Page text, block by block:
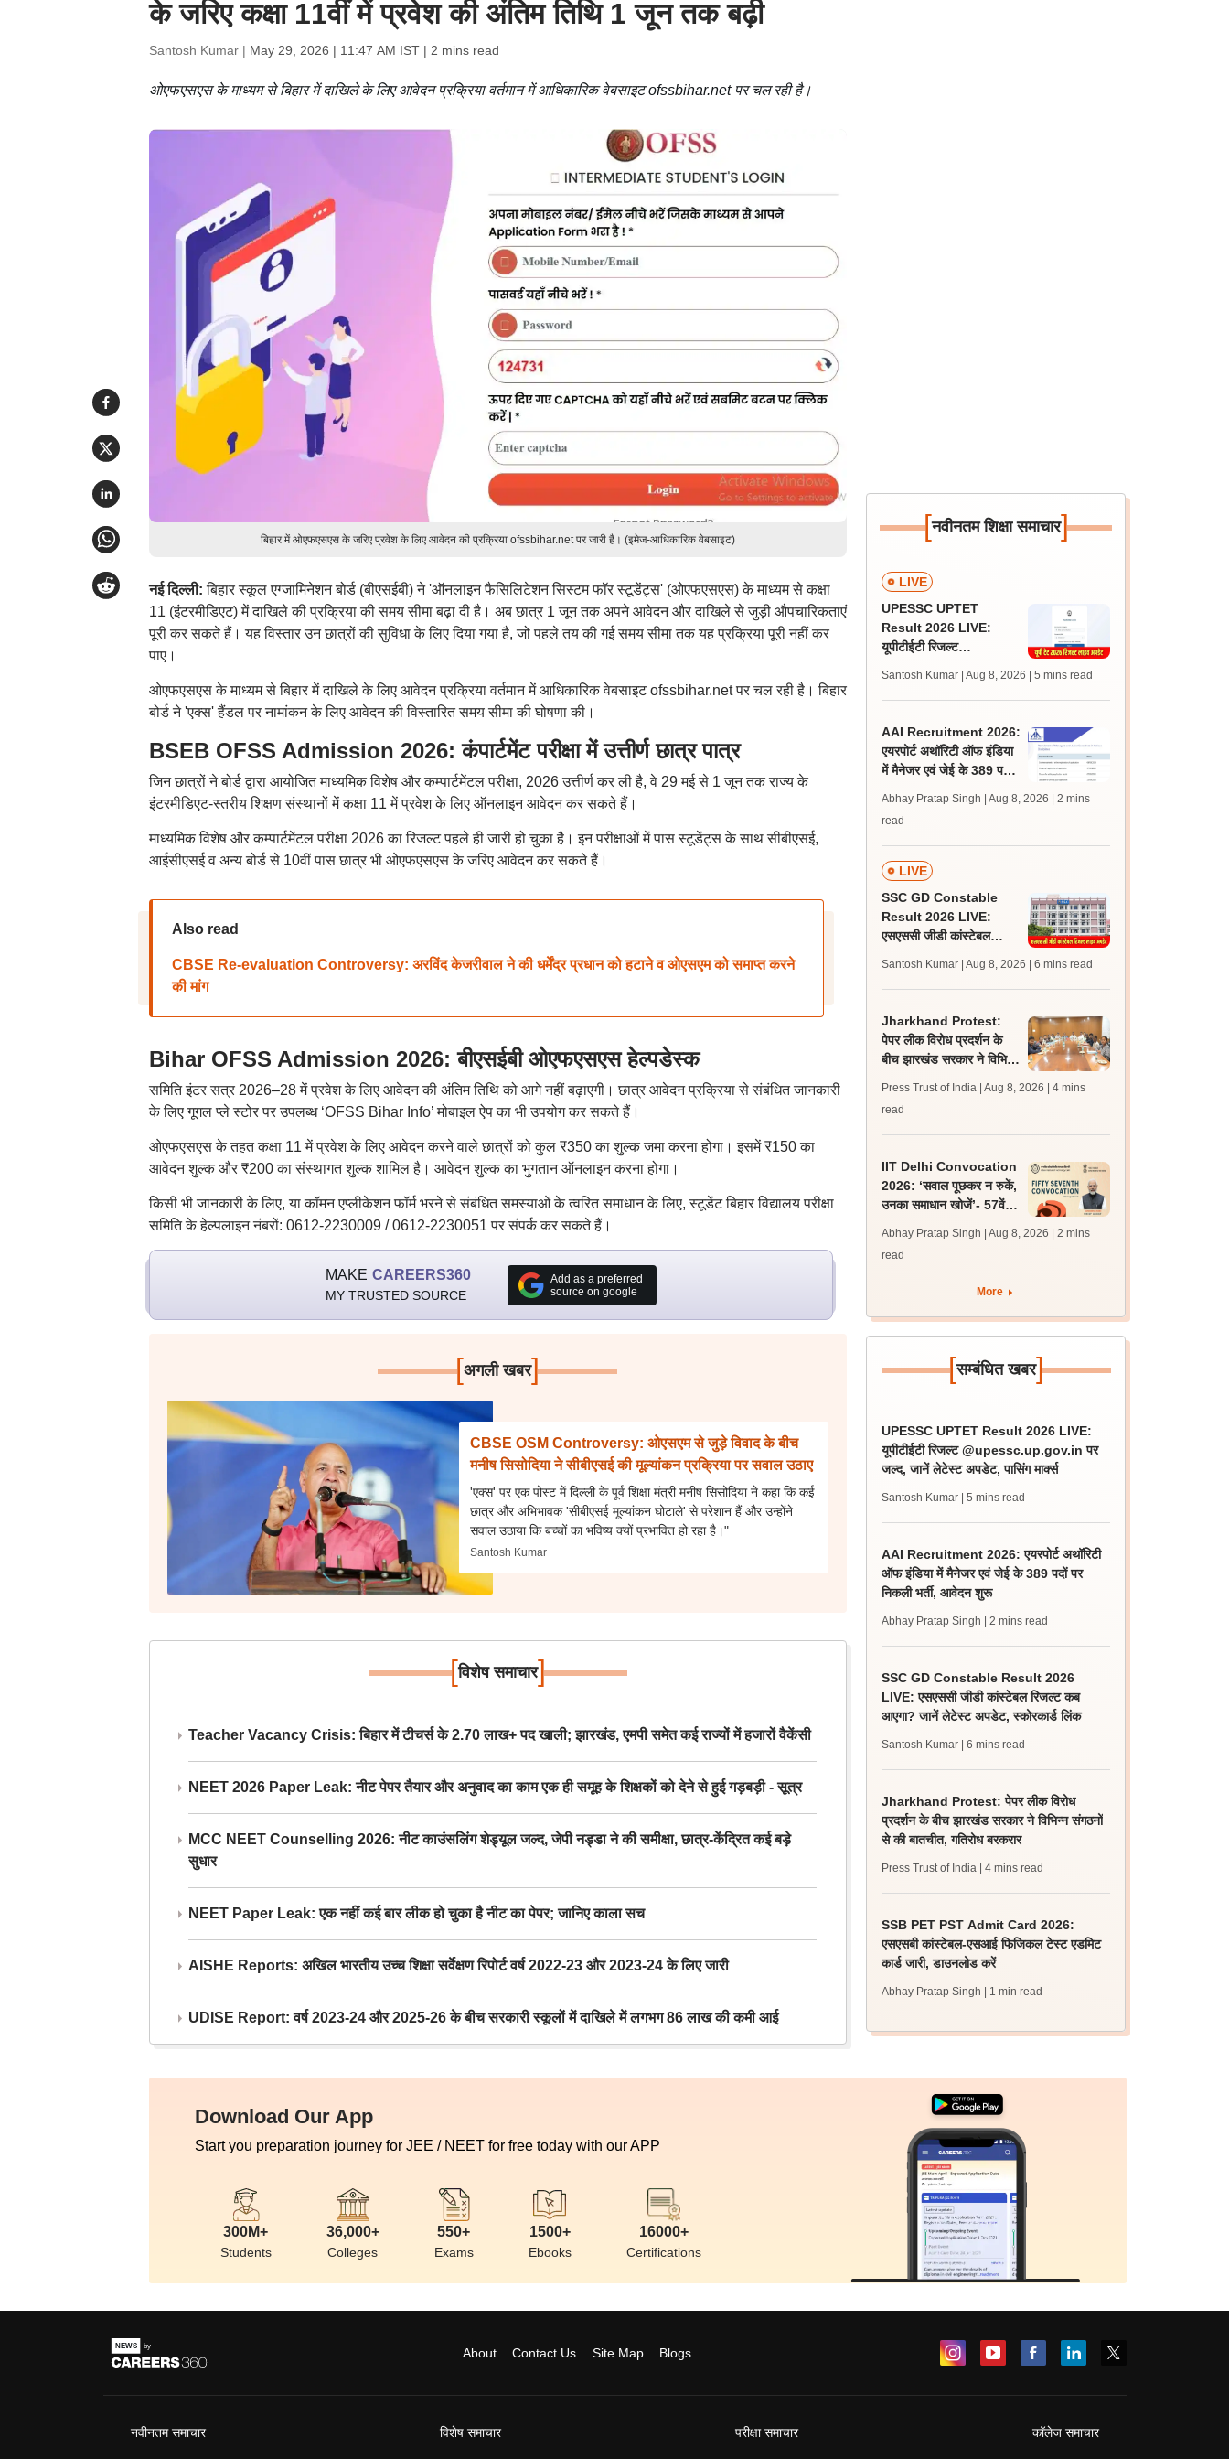
के जरिए कक्षा 11वीं में प्रवेश की अंतिम तिथि 1 जून तक बढ़ी
Santosh Kumar | May 29, 2026 | 11:47 AM IST| 2 mins read
ओएफएसएस के माध्यम से बिहार में दाखिले के लिए आवेदन प्रक्रिया वर्तमान में आधिकारिक वेबसाइट ofssbihar.net पर चल रही है।
बिहार में ओएफएसएस के जरिए प्रवेश के लिए आवेदन की प्रक्रिया ofssbihar.net पर जारी है। (इमेज-आधिकारिक वेबसाइट)
नई दिल्ली:बिहार स्कूल एग्जामिनेशन बोर्ड (बीएसईबी) ने 'ऑनलाइन फैसिलिटेशन सिस्टम फॉर स्टूडेंट्स' (ओएफएसएस) के माध्यम से कक्षा
11 (इंटरमीडिएट) में दाखिले की प्रक्रिया की समय सीमा बढ़ा दी है। अब छात्र 1 जून तक अपने आवेदन और दाखिले से जुड़ी औपचारिकताएं
पूरी कर सकते हैं। यह विस्तार उन छात्रों की सुविधा के लिए दिया गया है, जो पहले तय की गई समय सीमा तक यह प्रक्रिया पूरी नहीं कर
पाए।
ओएफएसएस के माध्यम से बिहार में दाखिले के लिए आवेदन प्रक्रिया वर्तमान में आधिकारिक वेबसाइट ofssbihar.net पर चल रही है। बिहार
बोर्ड ने 'एक्स' हैंडल पर नामांकन के लिए आवेदन की विस्तारित समय सीमा की घोषणा की।
BSEB OFSS Admission 2026: कंपार्टमेंट परीक्षा में उत्तीर्ण छात्र पात्र
जिन छात्रों ने बोर्ड द्वारा आयोजित माध्यमिक विशेष और कम्पार्टमेंटल परीक्षा, 2026 उत्तीर्ण कर ली है, वे 29 मई से 1 जून तक राज्य के
इंटरमीडिएट-स्तरीय शिक्षण संस्थानों में कक्षा 11 में प्रवेश के लिए ऑनलाइन आवेदन कर सकते हैं।
माध्यमिक विशेष और कम्पार्टमेंटल परीक्षा 2026 का रिजल्ट पहले ही जारी हो चुका है। इन परीक्षाओं में पास स्टूडेंट्स के साथ सीबीएसई,
आईसीएसई व अन्य बोर्ड से 10वीं पास छात्र भी ओएफएसएस के जरिए आवेदन कर सकते हैं।
Also read
CBSE Re-evaluation Controversy: अरविंद केजरीवाल ने की धर्मेंद्र प्रधान को हटाने व ओएसएम को समाप्त करने
की मांग
Bihar OFSS Admission 2026: बीएसईबी ओएफएसएस हेल्पडेस्क
समिति इंटर सत्र 2026–28 में प्रवेश के लिए आवेदन की अंतिम तिथि को आगे नहीं बढ़ाएगी। छात्र आवेदन प्रक्रिया से संबंधित जानकारी
के लिए गूगल प्ले स्टोर पर उपलब्ध ‘OFSS Bihar Info’ मोबाइल ऐप का भी उपयोग कर सकते हैं।
ओएफएसएस के तहत कक्षा 11 में प्रवेश के लिए आवेदन करने वाले छात्रों को कुल ₹350 का शुल्क जमा करना होगा। इसमें ₹150 का
आवेदन शुल्क और ₹200 का संस्थागत शुल्क शामिल है। आवेदन शुल्क का भुगतान ऑनलाइन करना होगा।
किसी भी जानकारी के लिए, या कॉमन एप्लीकेशन फॉर्म भरने से संबंधित समस्याओं के त्वरित समाधान के लिए, स्टूडेंट बिहार विद्यालय परीक्षा
समिति के हेल्पलाइन नंबरों: 0612-2230009 / 0612-2230051 पर संपर्क कर सकते हैं।
MAKE CAREERS360
MY TRUSTED SOURCE
Add as a preferred
source on google
[अगली खबर]
CBSE OSM Controversy: ओएसएम से जुड़े विवाद के बीच
मनीष सिसोदिया ने सीबीएसई की मूल्यांकन प्रक्रिया पर सवाल उठाए
'एक्स' पर एक पोस्ट में दिल्ली के पूर्व शिक्षा मंत्री मनीष सिसोदिया ने कहा कि कई
छात्र और अभिभावक 'सीबीएसई मूल्यांकन घोटाले' से परेशान हैं और उन्होंने
सवाल उठाया कि बच्चों का भविष्य क्यों प्रभावित हो रहा है।"
Santosh Kumar
[विशेष समाचार]
Teacher Vacancy Crisis: बिहार में टीचर्स के 2.70 लाख+ पद खाली; झारखंड, एमपी समेत कई राज्यों में हजारों वैकेंसी
NEET 2026 Paper Leak: नीट पेपर तैयार और अनुवाद का काम एक ही समूह के शिक्षकों को देने से हुई गड़बड़ी - सूत्र
MCC NEET Counselling 2026: नीट काउंसलिंग शेड्यूल जल्द, जेपी नड्डा ने की समीक्षा, छात्र-केंद्रित कई बड़े
सुधार
NEET Paper Leak: एक नहीं कई बार लीक हो चुका है नीट का पेपर; जानिए काला सच
AISHE Reports: अखिल भारतीय उच्च शिक्षा सर्वेक्षण रिपोर्ट वर्ष 2022-23 और 2023-24 के लिए जारी
UDISE Report: वर्ष 2023-24 और 2025-26 के बीच सरकारी स्कूलों में दाखिले में लगभग 86 लाख की कमी आई
[नवीनतम शिक्षा समाचार]
LIVE
UPESSC UPTET
Result 2026 LIVE:
यूपीटीईटी रिजल्ट
जल्द, जानें लेटेस्ट अपडेट,
पासिंग मार्क्स
Santosh Kumar | Aug 8, 2026 | 5 mins read
AAI Recruitment 2026:
एयरपोर्ट अथॉरिटी ऑफ इंडिया
में मैनेजर एवं जेई के 389 पदों
Abhay Pratap Singh | Aug 8, 2026
| 2 mins
read
LIVE
SSC GD Constable
Result 2026 LIVE:
एसएससी जीडी कांस्टेबल
लेटेस्ट अपडेट, स्कोरकार्ड लिंक
Santosh Kumar | Aug 8, 2026 | 6 mins read
Jharkhand Protest:
पेपर लीक विरोध प्रदर्शन के
बीच झारखंड सरकार ने विभिन्न
Press Trust of India | Aug 8, 2026
| 4 mins
read
IIT Delhi Convocation
2026: ‘सवाल पूछकर न रुकें,
उनका समाधान खोजें’- 57वें
Abhay Pratap Singh | Aug 8, 2026
| 2 mins
read
More
[सम्बंधित खबर]
UPESSC UPTET Result 2026 LIVE:
यूपीटीईटी रिजल्ट @upessc.up.gov.in पर
जल्द, जानें लेटेस्ट अपडेट, पासिंग मार्क्स
Santosh Kumar | 5 mins read
AAI Recruitment 2026: एयरपोर्ट अथॉरिटी
ऑफ इंडिया में मैनेजर एवं जेई के 389 पदों पर
निकली भर्ती, आवेदन शुरू
Abhay Pratap Singh | 2 mins read
SSC GD Constable Result 2026
LIVE: एसएससी जीडी कांस्टेबल रिजल्ट कब
आएगा? जानें लेटेस्ट अपडेट, स्कोरकार्ड लिंक
Santosh Kumar | 6 mins read
Jharkhand Protest: पेपर लीक विरोध
प्रदर्शन के बीच झारखंड सरकार ने विभिन्न संगठनों
से की बातचीत, गतिरोध बरकरार
Press Trust of India | 4 mins read
SSB PET PST Admit Card 2026:
एसएसबी कांस्टेबल-एसआई फिजिकल टेस्ट एडमिट
कार्ड जारी, डाउनलोड करें
Abhay Pratap Singh | 1 min read
Download Our App
Start you preparation journey for JEE / NEET for free today with our APP
300M+
Students
36,000+
Colleges
550+
Exams
1500+
Ebooks
16000+
Certifications
About Contact Us Site Map Blogs
नवीनतम समाचार विशेष समाचार परीक्षा समाचार कॉलेज समाचार